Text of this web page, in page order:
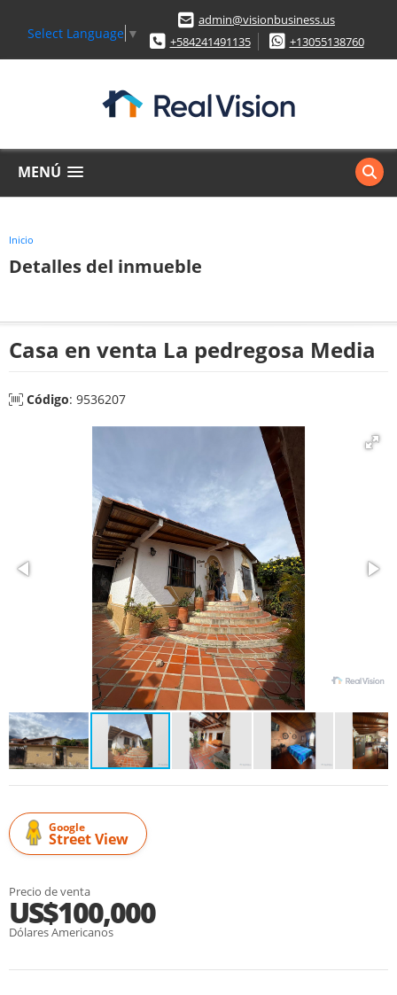
Select Language ▼
admin@visionbusiness.us
+584241491135
+13055138760
MENÚ
Inicio
Detalles del inmueble
Casa en venta La pedregosa Media
Código: 9536207
Google
Street View
Precio de venta
US$100,000
Dólares Americanos